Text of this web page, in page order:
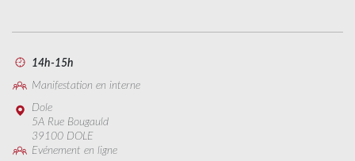
14h-15h
Manifestation en interne
Dole
5A Rue Bougauld
39100 DOLE
Evénement en ligne